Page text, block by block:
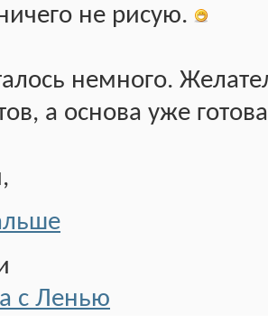
не рисую.
немного.
а основа уже
с Ленью